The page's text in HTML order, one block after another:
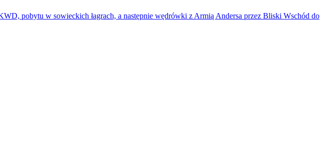
pobytu w sowieckich łagrach, a następnie wędrówki z Armią Andersa przez Bliski Wschód do